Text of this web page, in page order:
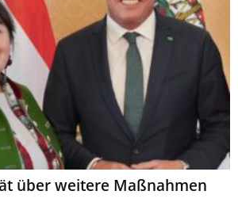
über weitere Maßnahmen